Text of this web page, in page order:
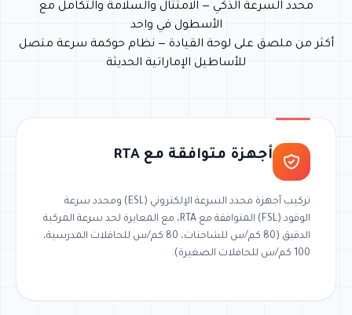
محدد السرعة الذكي — الامتثال والسلامة والتكامل مع
الأسطول في واحد
أكثر من ملصق على لوحة القيادة — نظام حوكمة سرعة متصل
للأساطيل الإماراتية الحديثة
أجهزة متوافقة مع RTA
تركيب أجهزة محدد السرعة الإلكتروني (ESL) ومحدد سرعة
الوقود (FSL) المتوافقة مع RTA، مع المعايرة لحد سرعة المركبة
الدقيق (80 كم/س للشاحنات، 80 كم/س للحافلات المدرسية،
100 كم/س للحافلات الصغيرة).